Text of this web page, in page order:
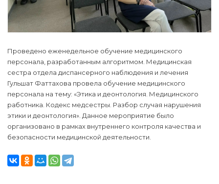
Проведено еженедельное обучение медицинского
персонала, разработанным алгоритмом. Медицинская
сестра отдела диспансерного наблюдения и лечения
Гульшат Фаттахова провела обучение медицинского
персонала на тему: «Этика и деонтология. Медицинского
работника. Кодекс медсестры. Разбор случая нарушения
этики и деонтология». Данное мероприятие было
организовано в рамках внутреннего контроля качества и
безопасности медицинской деятельности.